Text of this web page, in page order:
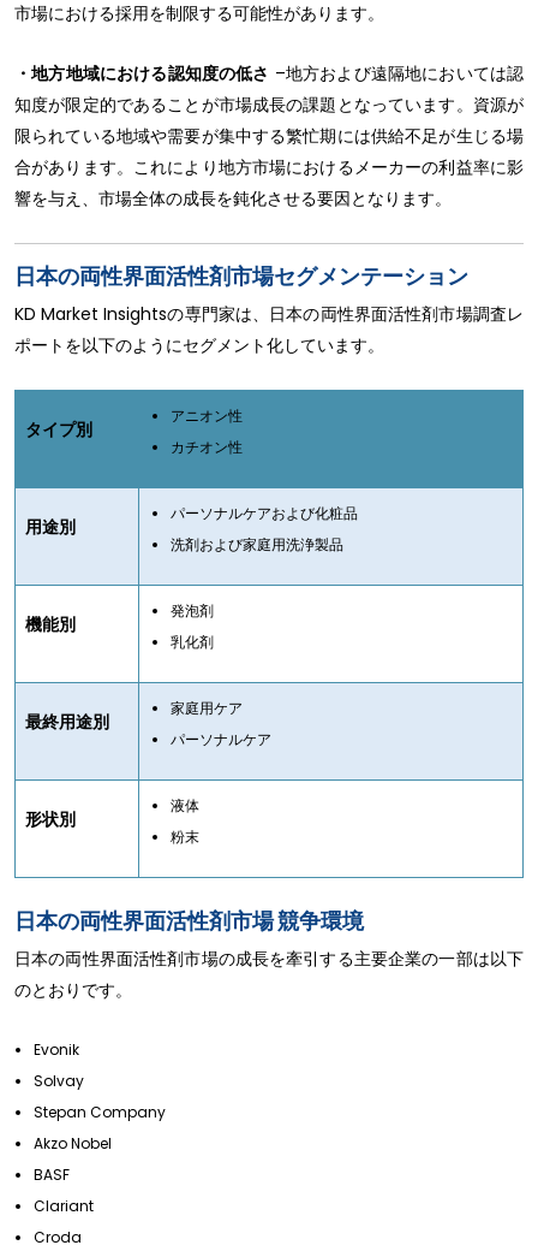
市場における採用を制限する可能性があります。
・地方地域における認知度の低さ –地方および遠隔地においては認
知度が限定的であることが市場成長の課題となっています。資源が
限られている地域や需要が集中する繁忙期には供給不足が生じる場
合があります。これにより地方市場におけるメーカーの利益率に影
響を与え、市場全体の成長を鈍化させる要因となります。
日本の両性界面活性剤市場セグメンテーション
KD Market Insightsの専門家は、日本の両性界面活性剤市場調査レ
ポートを以下のようにセグメント化しています。
タイプ別
アニオン性
カチオン性
用途別
パーソナルケアおよび化粧品
洗剤および家庭用洗浄製品
機能別
発泡剤
乳化剤
最終用途別
家庭用ケア
パーソナルケア
形状別
液体
粉末
日本の両性界面活性剤市場 競争環境
日本の両性界面活性剤市場の成長を牽引する主要企業の一部は以下
のとおりです。
Evonik
Solvay
Stepan Company
Akzo Nobel
BASF
Clariant
Croda